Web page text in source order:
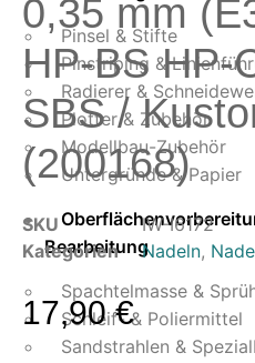
Pinsel & Stifte
Pinstriping &
Radierer &
Plotter & Zubehör
Modellbau-Zubehör
Untergründe & Papier
Bearbeitung
Spachtelmasse &
Schleif- & Poliermittel
Sandstrahlen &
0,35 mm
HP-BS HP-
SBS /
(200168)
SKU
IW-I6172
Kategorien
Nadeln,
17,90€